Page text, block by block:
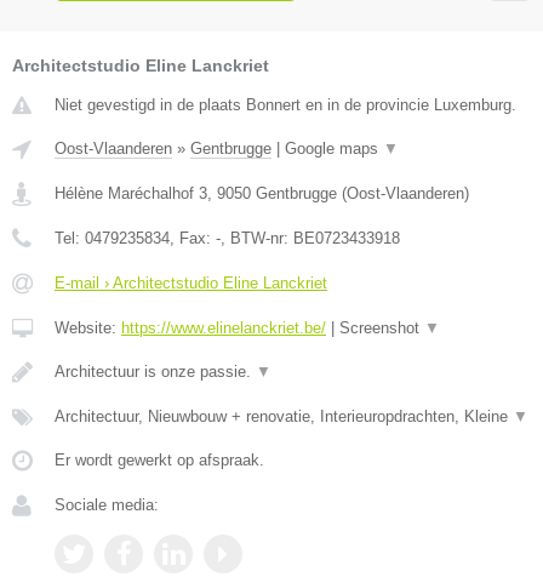
Architectstudio Eline Lanckriet
Niet gevestigd in de plaats Bonnert en in de provincie Luxemburg.
Oost-Vlaanderen » Gentbrugge Google maps ▼
Hélène Maréchalhof 3, 9050 Gentbrugge (Oost-Vlaanderen)
Tel: 0479235834, Fax: -, BTW-nr: BE0723433918
E-mail › Architectstudio Eline Lanckriet
Website: https://www.elinelanckriet.be/ Screenshot ▼
Architectuur is onze passie. ▼
Architectuur, Nieuwbouw + renovatie, Interieuropdrachten, Kleine ▼
Er wordt gewerkt op afspraak.
Sociale media: